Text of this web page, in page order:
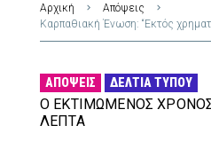
Αρχική
Απόψεις
Καρπαθιακή Ένωση: “Εκτός
ΑΠΌΨΕΙΣ ΔΕΛΤΊΑ ΤΎΠΟΥ
Ο ΕΚΤΙΜΏΜΕΝΟΣ
ΛΕΠΤΆ